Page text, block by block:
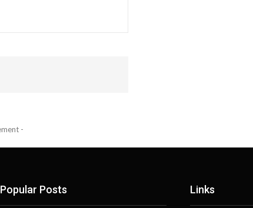
Popular Posts Links